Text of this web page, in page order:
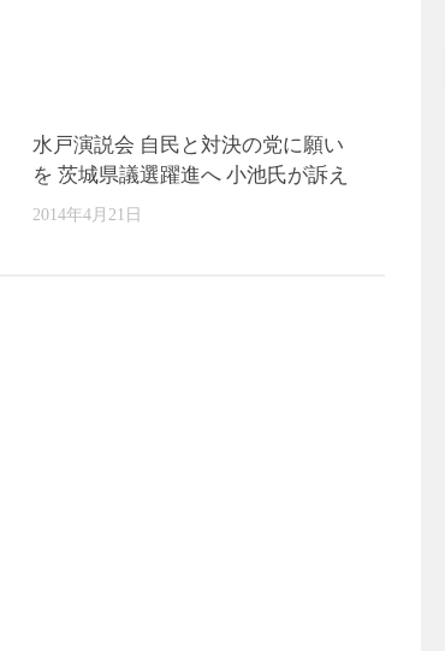
水戸演説会 自民と対決の党に願い
を 茨城県議選躍進へ 小池氏が訴え
2014年4月21日